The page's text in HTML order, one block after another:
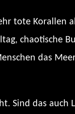
tote Korallen
chaotische
das
Sind das